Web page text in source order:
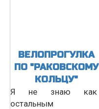
ВЕЛОПРОГУЛКА
ПО "РАКОВСКОМУ
КОЛЬЦУ"
Я не знаю как
остальным